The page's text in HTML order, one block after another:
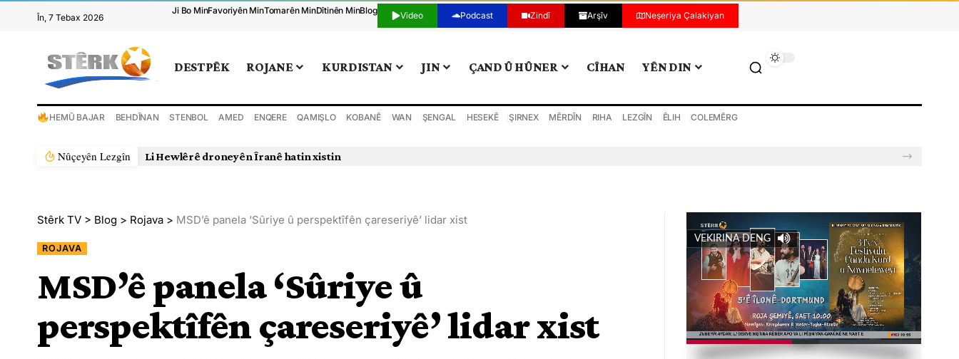
În, 7 Tebax 2026
Ji Bo MinFavoriyên MinTomarên MinDîtinên MinBlog Video Podcast Zindî Arşîv Neşeriya Çalakiyan
DESTPÊK ROJANE KURDISTAN JIN ÇAND Û HÛNER CÎHAN YÊN DIN
HEMÛ BAJAR BEHDÎNAN STENBOL AMED ENQERE QAMIŞLO KOBANÊ WAN ŞENGAL HESEKÊ ŞIRNEX MÊRDÎN RIHA LEZGÎN ÊLIH COLEMÊRG
Nûçeyên Lezgîn Li Hewlêrê droneyên Îranê hatin xistin
Stêrk TV > Blog > Rojava > MSD’ê panela ‘Sûriye û perspektîfên çareseriyê’ lidar xist
ROJAVA
MSD’ê panela ‘Sûriye û
perspektîfên çareseriyê’ lidar xist
VEKIRINA DENG